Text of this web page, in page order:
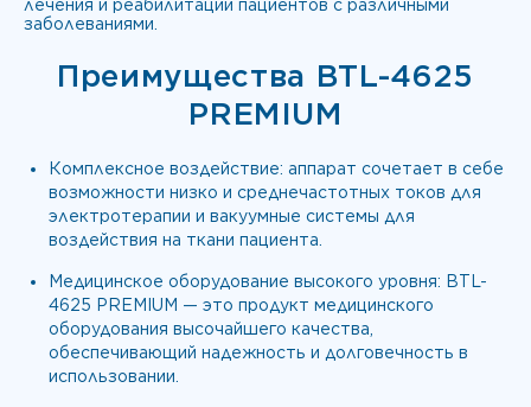
лечения и реабилитации пациентов с различными
заболеваниями.
Преимущества BTL-4625
PREMIUM
Комплексное воздействие: аппарат сочетает в себе
возможности низко и среднечастотных токов для
электротерапии и вакуумные системы для
воздействия на ткани пациента.
Медицинское оборудование высокого уровня: BTL-
4625 PREMIUM — это продукт медицинского
оборудования высочайшего качества,
обеспечивающий надежность и долговечность в
использовании.